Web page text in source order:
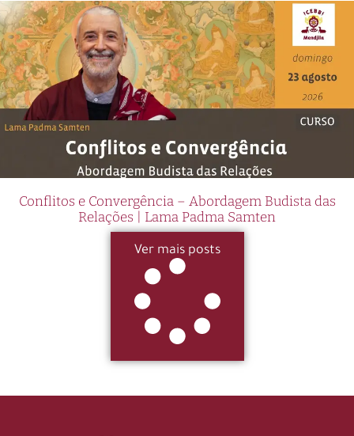
Conflitos e Convergência – Abordagem Budista das
Relações | Lama Padma Samten
Ver mais posts